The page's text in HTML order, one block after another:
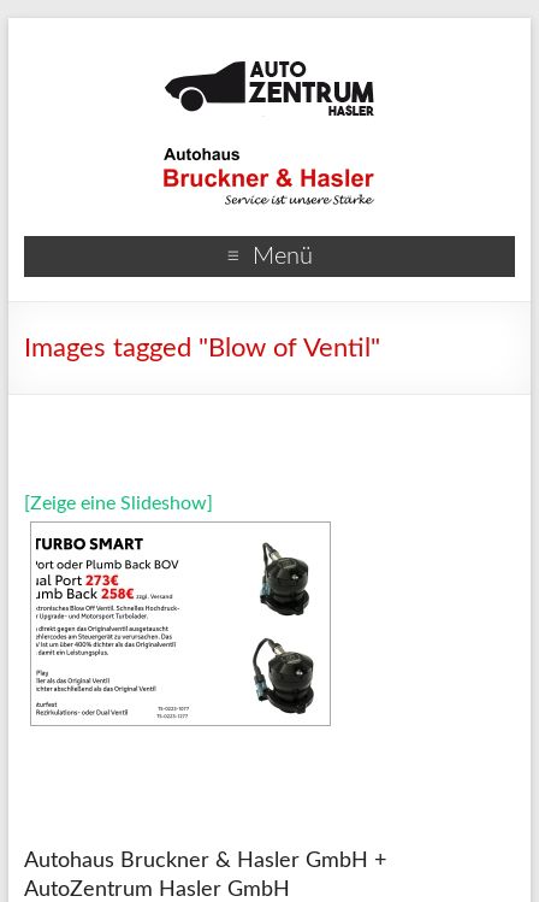
Menü
Images tagged "Blow of Ventil"
[Zeige eine Slideshow]
Autohaus Bruckner & Hasler GmbH +
AutoZentrum Hasler GmbH